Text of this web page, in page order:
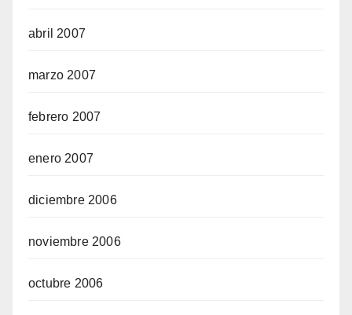
abril 2007
marzo 2007
febrero 2007
enero 2007
diciembre 2006
noviembre 2006
octubre 2006